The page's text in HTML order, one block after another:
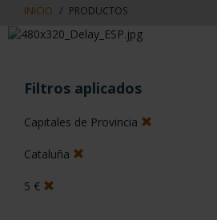
INICIO PRODUCTOS
Filtros aplicados
Capitales de Provincia
Cataluña
5 €